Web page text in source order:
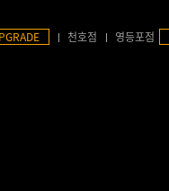
천호점 영등포점